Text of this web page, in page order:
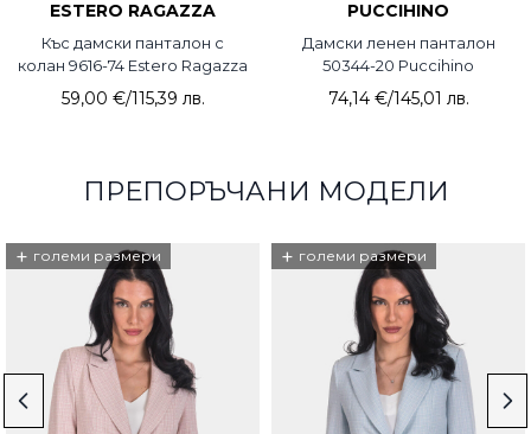
ESTERO RAGAZZA
Къс дамски панталон с
колан 9616-74 Estero Ragazza
59,00 €/115,39 лв.
PUCCIHINO
Дамски ленен панталон
50344-20 Puccihino
74,14 €/145,01 лв.
ПРЕПОРЪЧАНИ МОДЕЛИ
+ големи размери + големи размери